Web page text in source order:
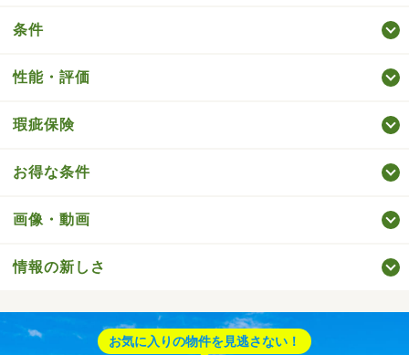
条件
性能・評価
瑕疵保険
お得な条件
画像・動画
情報の新しさ
お気に入りの物件を見逃さない！